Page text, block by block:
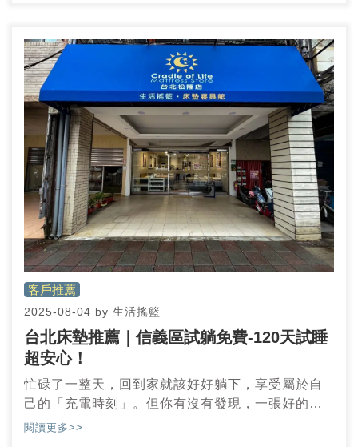
床墊的多元管道，包含免費的環保局清潔隊、付費
的民營清運業者，乃至於與新床配送同步的回收服
務，並說明各管道的詳細步驟、費用預估及注意事
項，幫助您輕鬆解決舊床墊的處理困擾，讓搬家過
程更加順暢無憂。
客戶推薦
2025-08-04 by 生活搖籃
台北床墊推薦｜信義區試躺免費-120天試睡
超安心！
忙碌了一整天，回到家就該好好躺下，享受屬於自
己的「充電時刻」。但你有沒有發現，一張好的床
墊，不只影響自己的睡眠，還能讓家人感覺更輕
閱讀更多>>